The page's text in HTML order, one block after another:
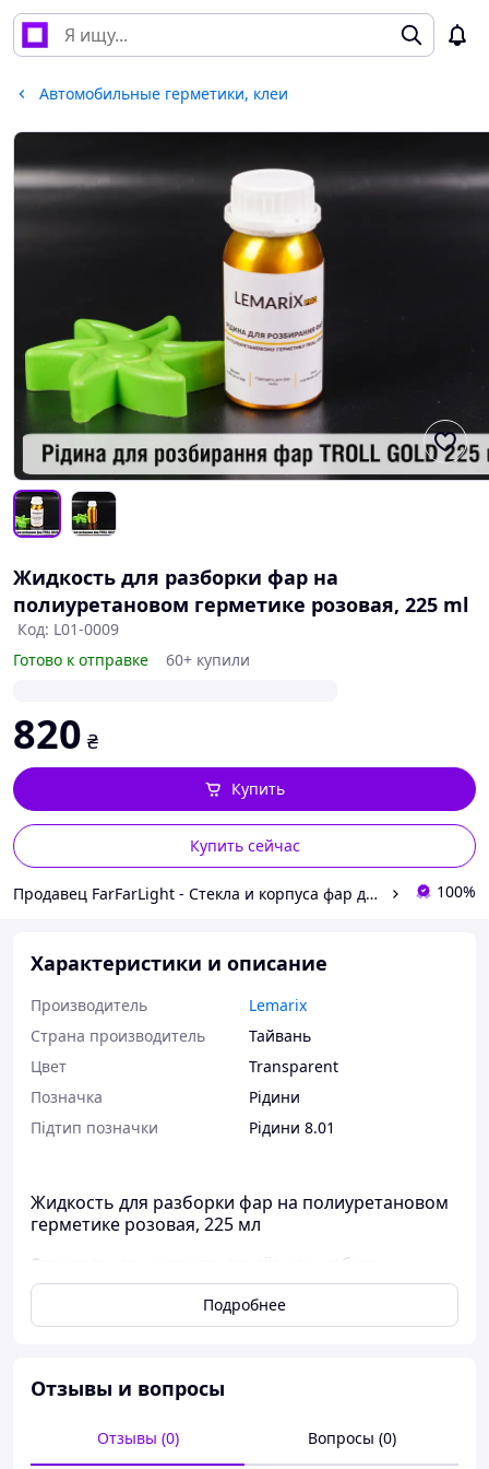
Автомобильные герметики, клеи
Жидкость для разборки фар на
полиуретановом герметике розовая, 225 ml
Код: L01-0009
Готово к отправке
60+ купили
820 ₴
Купить сейчас
Купить
Продавец FarFarLight - Cтекла и корпуса фар для авто 100%
Характеристики и описание
Производитель
Lemarix
Страна производитель
Тайвань
Цвет
Transparent
Позначка
Рідини
Підтип позначки
Рідини 8.01
Жидкость для разборки фар на полиуретановом
герметике розовая, 225 мл
Специальная жидкость
для лёгкого разбора
автомобильных фар, собранных на полиуретановом
разбора, все автомобильные фары являются условно
автопроизводителей собираются на два вида
герметика:
Подробнее
Отзывы и вопросы
Отзывы (0) Вопросы (0)